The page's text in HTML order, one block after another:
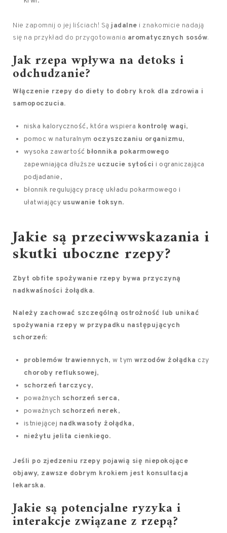
Nie zapomnij o jej liściach! Są jadalne i znakomicie nadają
się na przykład do przygotowania aromatycznych sosów.
Jak rzepa wpływa na detoks i
odchudzanie?
Włączenie rzepy do diety to dobry krok dla zdrowia i
samopoczucia.
niska kaloryczność, która wspiera kontrolę wagi,
pomoc w naturalnym oczyszczaniu organizmu,
wysoka zawartość błonnika pokarmowego
zapewniająca dłuższe uczucie sytości i ograniczająca
podjadanie,
błonnik regulujący pracę układu pokarmowego i
ułatwiający usuwanie toksyn.
Jakie są przeciwwskazania i
skutki uboczne rzepy?
Zbyt obfite spożywanie rzepy bywa przyczyną
nadkwaśności żołądka.
Należy zachować szczególną ostrożność lub unikać
spożywania rzepy w przypadku następujących
schorzeń:
problemów trawiennych, w tymwrzodów żołądka czy
choroby refluksowej,
schorzeń tarczycy,
poważnych schorzeń serca,
poważnych schorzeń nerek,
istniejącej nadkwasoty żołądka,
nieżytu jelita cienkiego.
Jeśli po zjedzeniu rzepy pojawią się niepokojące
objawy, zawsze dobrym krokiem jest konsultacja
lekarska.
Jakie są potencjalne ryzyka i
interakcje związane z rzepą?